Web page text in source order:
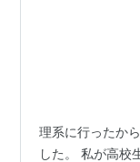
理系に行ったか
した。 私が高校